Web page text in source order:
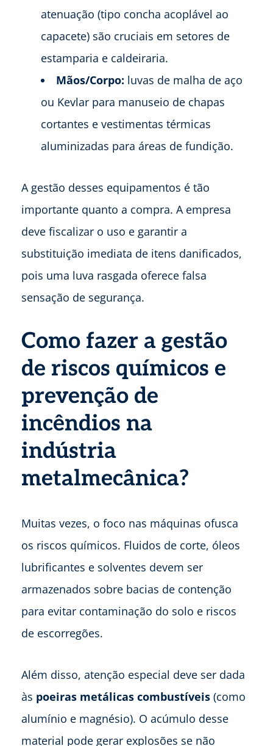
atenuação (tipo concha acoplável ao
capacete) são cruciais em setores de
estamparia e caldeiraria.
Mãos/Corpo: luvas de malha de aço
ou Kevlar para manuseio de chapas
cortantes e vestimentas térmicas
aluminizadas para áreas de fundição.
A gestão desses equipamentos é tão
importante quanto a compra. A empresa
deve fiscalizar o uso e garantir a
substituição imediata de itens danificados,
pois uma luva rasgada oferece falsa
sensação de segurança.
Como fazer a gestão
de riscos químicos e
prevenção de
incêndios na
indústria
metalmecânica?
Muitas vezes, o foco nas máquinas ofusca
os riscos químicos. Fluidos de corte, óleos
lubrificantes e solventes devem ser
armazenados sobre bacias de contenção
para evitar contaminação do solo e riscos
de escorregões.
Além disso, atenção especial deve ser dada
às poeiras metálicas combustíveis (como
alumínio e magnésio). O acúmulo desse
material pode gerar explosões se não